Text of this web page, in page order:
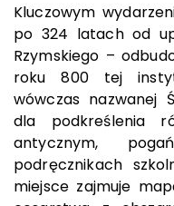
Kluczowym
po 324 latach od
Rzymskiego –
roku 800 tej
wówczas nazwanej
dla podkreślenia
antycznym,
podręcznikach
miejsce zajmuje